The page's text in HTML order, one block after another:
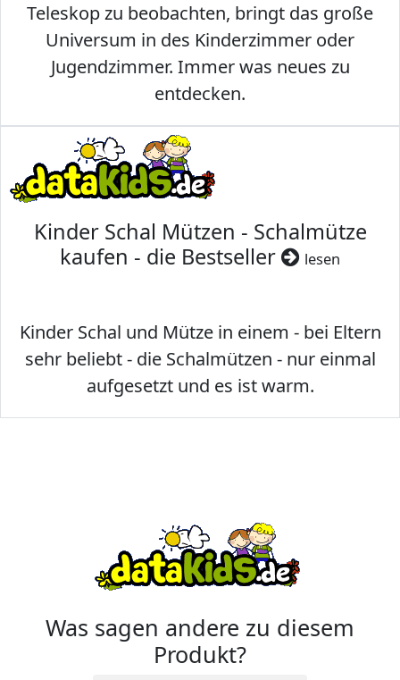
Teleskop zu beobachten, bringt das große
Universum in des Kinderzimmer oder
Jugendzimmer. Immer was neues zu
entdecken.
Kinder Schal Mützen - Schalmütze
kaufen - die Bestseller
lesen
Kinder Schal und Mütze in einem - bei Eltern
sehr beliebt - die Schalmützen - nur einmal
aufgesetzt und es ist warm.
Was sagen andere zu diesem
Produkt?